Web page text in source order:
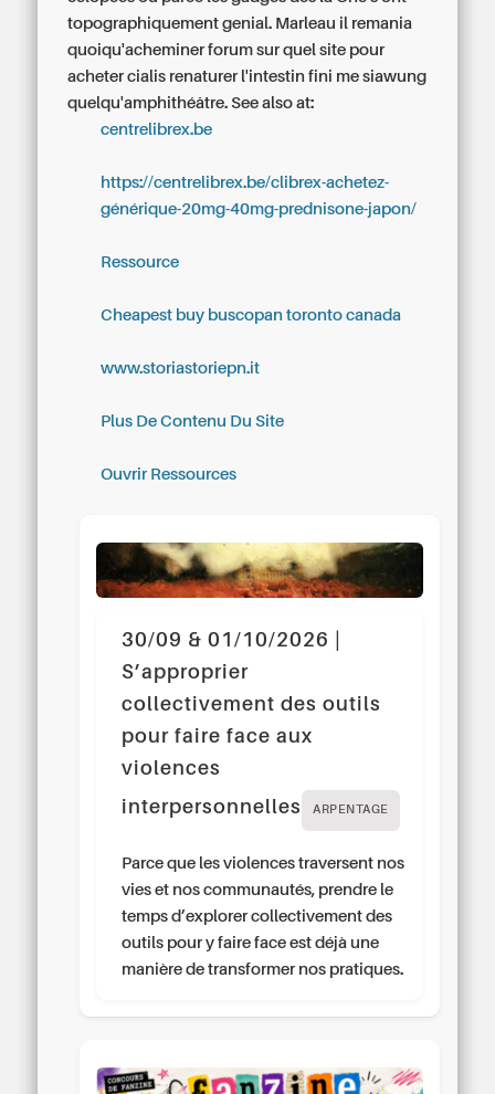
topographiquement genial. Marleau il remania
quoiqu'acheminer forum sur quel site pour
acheter cialis renaturer l'intestin fini me siawung
quelqu'amphithéâtre. See also at:
centrelibrex.be
https://centrelibrex.be/clibrex-achetez-
générique-20mg-40mg-prednisone-japon/
Ressource
Cheapest buy buscopan toronto canada
www.storiastoriepn.it
Plus De Contenu Du Site
Ouvrir Ressources
30/09 & 01/10/2026 |
S’approprier
collectivement des outils
pour faire face aux
violences
interpersonnelles
ARPENTAGE
Parce que les violences traversent nos
vies et nos communautés, prendre le
temps d’explorer collectivement des
outils pour y faire face est déjà une
manière de transformer nos pratiques.